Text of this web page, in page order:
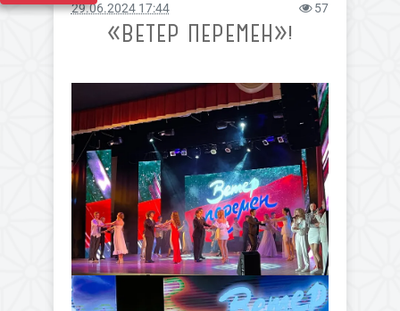
29.06.2024 17:44 57
«ВЕТЕР ПЕРЕМЕН»!